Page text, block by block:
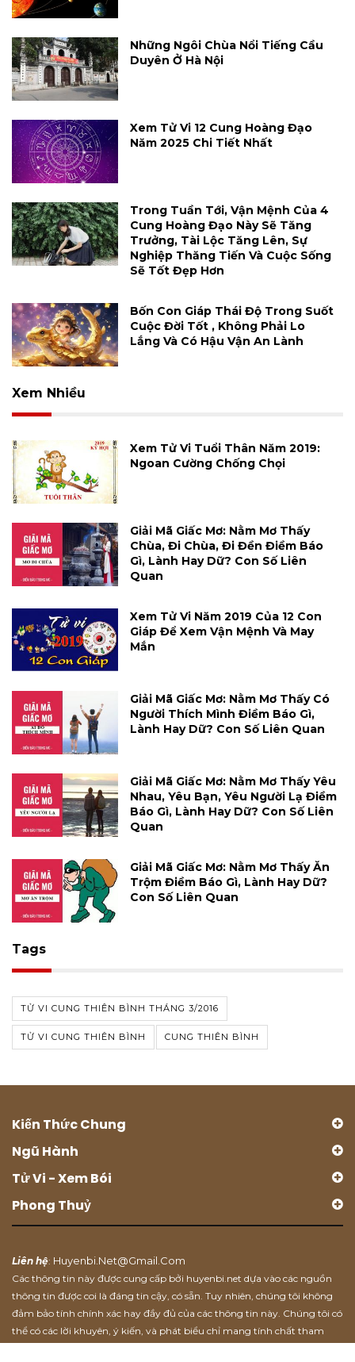
Những Ngôi Chùa Nổi Tiếng Cầu
Duyên Ở Hà Nội
Xem Tử Vi 12 Cung Hoàng Đạo
Năm 2025 Chi Tiết Nhất
Trong Tuần Tới, Vận Mệnh Của 4
Cung Hoàng Đạo Này Sẽ Tăng
Trưởng, Tài Lộc Tăng Lên, Sự
Nghiệp Thăng Tiến Và Cuộc Sống
Sẽ Tốt Đẹp Hơn
Bốn Con Giáp Thái Độ Trong Suốt
Cuộc Đời Tốt , Không Phải Lo
Lắng Và Có Hậu Vận An Lành
Xem Nhiều
Xem Tử Vi Tuổi Thân Năm 2019:
Ngoan Cường Chống Chọi
Giải Mã Giấc Mơ: Nằm Mơ Thấy
Chùa, Đi Chùa, Đi Đền Điềm Báo
Gì, Lành Hay Dữ? Con Số Liên
Quan
Xem Tử Vi Năm 2019 Của 12 Con
Giáp Để Xem Vận Mệnh Và May
Mắn
Giải Mã Giấc Mơ: Nằm Mơ Thấy Có
Người Thích Mình Điềm Báo Gì,
Lành Hay Dữ? Con Số Liên Quan
Giải Mã Giấc Mơ: Nằm Mơ Thấy Yêu
Nhau, Yêu Bạn, Yêu Người Lạ Điềm
Báo Gì, Lành Hay Dữ? Con Số Liên
Quan
Giải Mã Giấc Mơ: Nằm Mơ Thấy Ăn
Trộm Điềm Báo Gì, Lành Hay Dữ?
Con Số Liên Quan
Tags
TỬ VI CUNG THIÊN BÌNH THÁNG 3/2016
TỬ VI CUNG THIÊN BÌNH CUNG THIÊN BÌNH
Kiến Thức Chung
Ngũ Hành
Tử Vi - Xem Bói
Phong Thuỷ
Liên hệ: Huyenbi.net@gmail.com
Các thông tin này được cung cấp bởi huyenbi.net dựa vào các nguồn
thông tin được coi là đáng tin cậy, có sẵn. Tuy nhiên, chúng tôi không
đảm bảo tính chính xác hay đầy đủ của các thông tin này. Chúng tôi có
thể có các lời khuyên, ý kiến, và phát biểu chỉ mang tính chất tham